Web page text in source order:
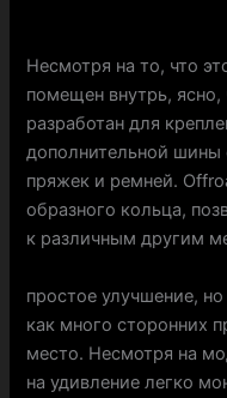
Несмотря на то, что
помещен внутрь, ясно,
разработан для
дополнительной
пряжек и ремней.
образного кольца,
к различным другим
простое улучшение,
как много сторонних
место. Несмотря на
на удивление легко